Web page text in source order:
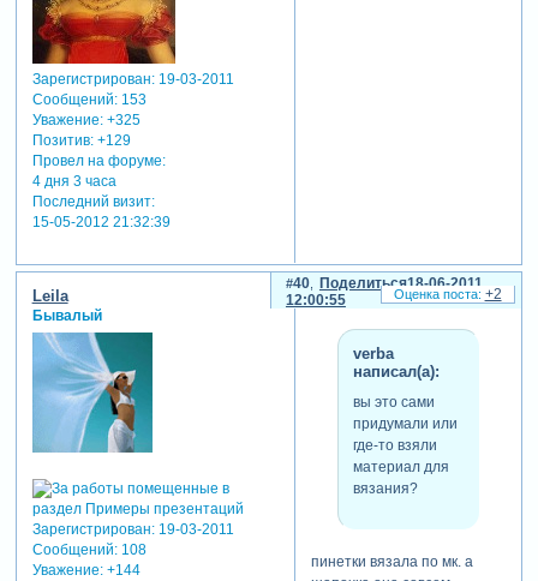
Зарегистрирован: 19-03-2011
Сообщений:153
Уважение: +325
Позитив: +129
Провел на форуме:
4 дня 3 часа
Последний визит:
15-05-2012 21:32:39
Поделиться
40
18-06-2011
12:00:55
Leila
Бывалый
Зарегистрирован: 19-03-2011
Сообщений:108
Уважение: +144
verba
написал(а):
вы это сами
придумали или
где-то взяли
материал для
вязания?
пинетки вязала по мк. а
+2